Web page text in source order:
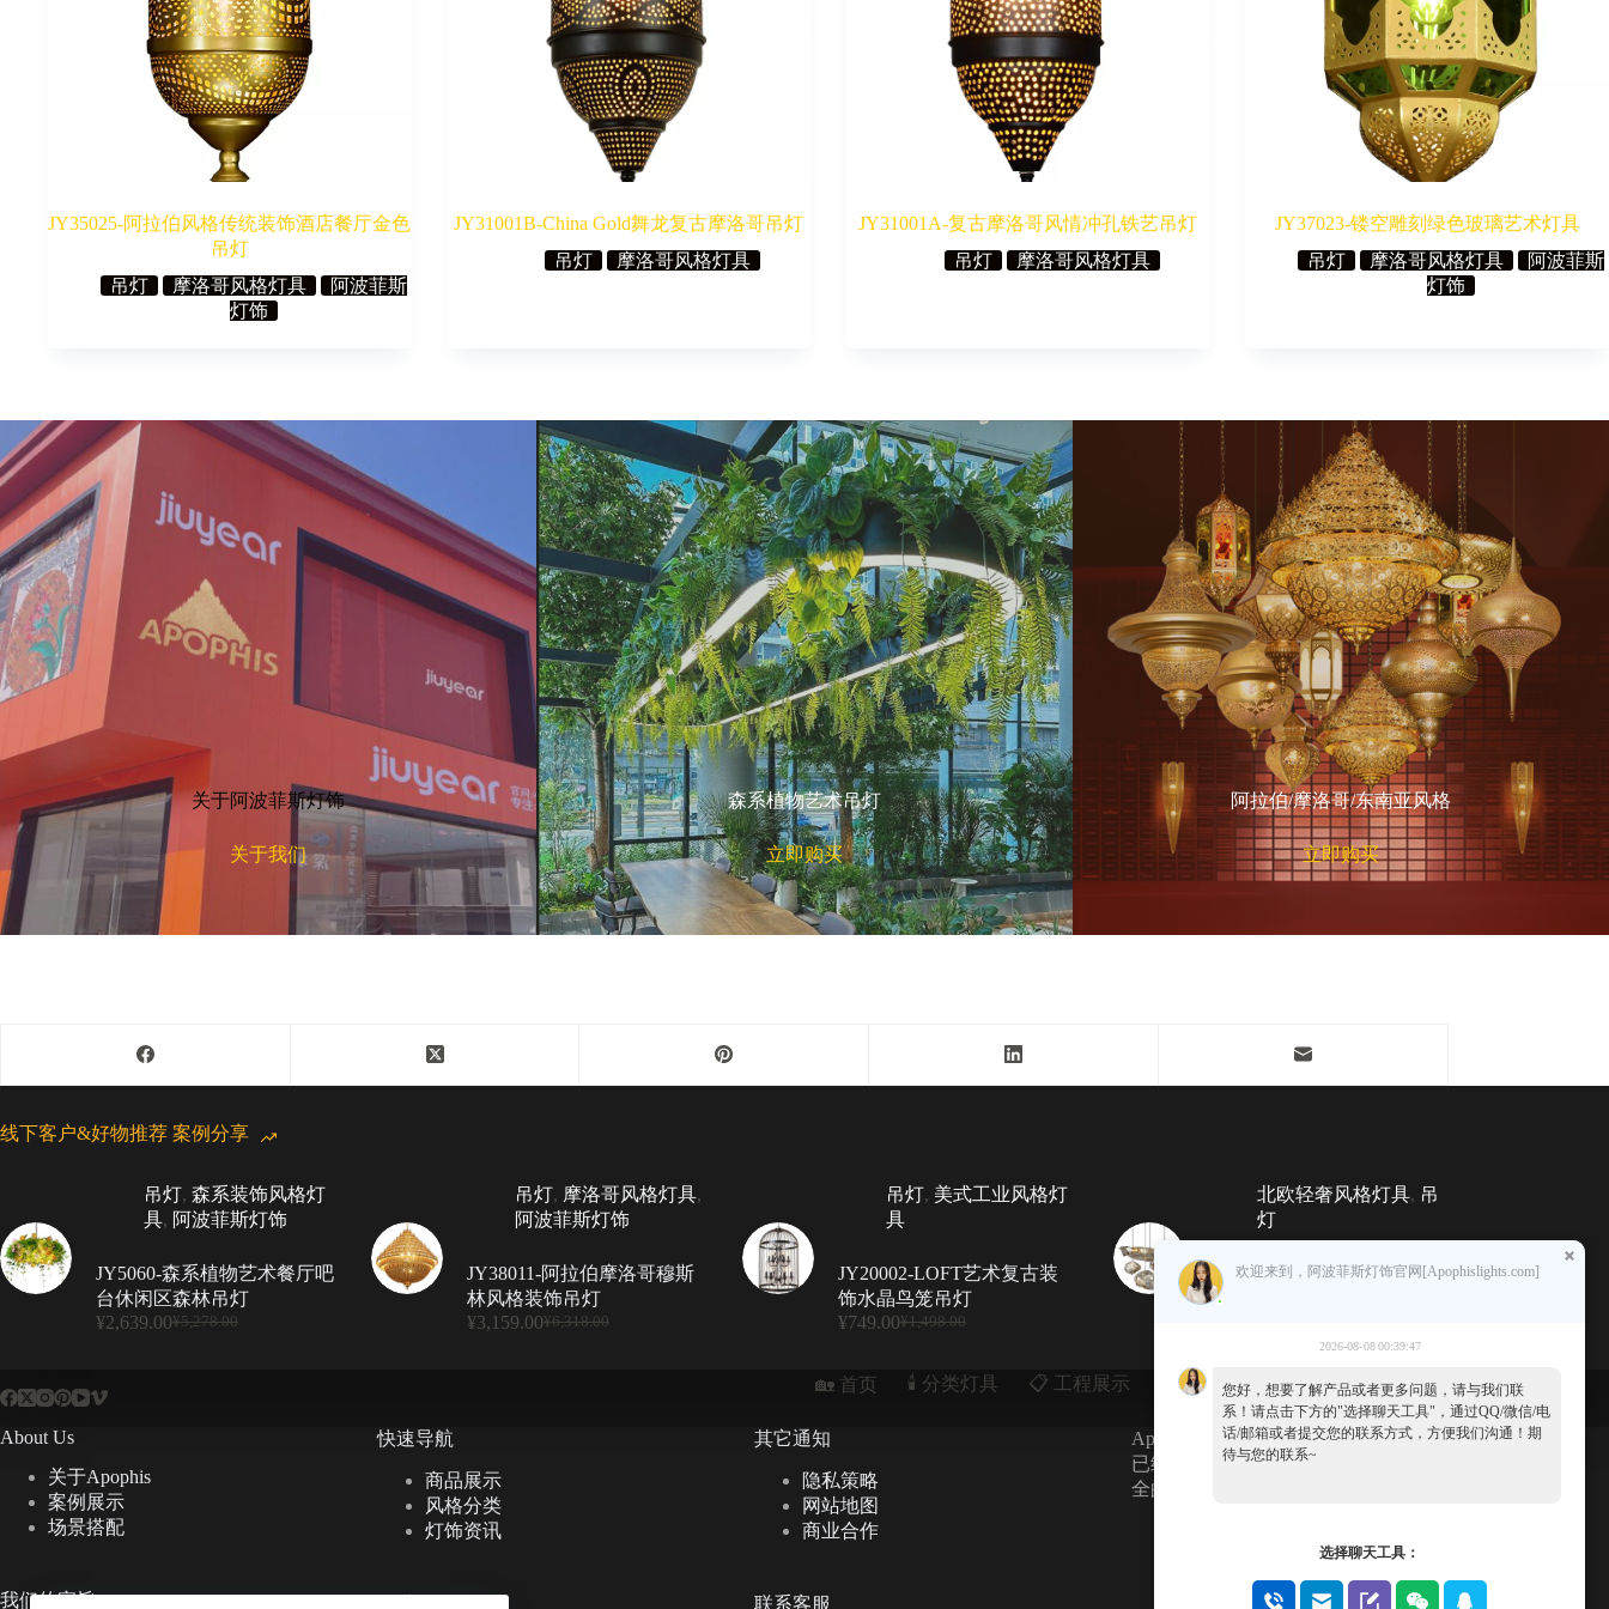
JY35025-阿拉伯风格传统装饰酒店餐厅金色
吊灯
吊灯
摩洛哥风格灯具
阿波菲斯
灯饰
JY31001B-China Gold舞龙复古摩洛哥吊灯
吊灯
摩洛哥风格灯具
JY31001A-复古摩洛哥风情冲孔铁艺吊灯
吊灯
摩洛哥风格灯具
JY37023-镂空雕刻绿色玻璃艺术灯具
吊灯
摩洛哥风格灯具
阿波菲斯
灯饰
关于阿波菲斯灯饰
关于我们
森系植物艺术吊灯
立即购买
阿拉伯/摩洛哥/东南亚风格
立即购买
线下客户&好物推荐 案例分享
吊灯, 森系装饰风格灯
具, 阿波菲斯灯饰
JY5060-森系植物艺术餐厅吧
台休闲区森林吊灯
¥5,278.00
原
¥2,639.00当
吊灯, 摩洛哥风格灯具,
阿波菲斯灯饰
JY38011-阿拉伯摩洛哥穆斯
林风格装饰吊灯
¥6,318.00
原
¥3,159.00当
吊灯, 美式工业风格灯
具
JY20002-LOFT艺术复古装
饰水晶鸟笼吊灯
¥1,498.00
原
为：
¥749.00当
价
北欧轻奢风格灯具, 吊
灯
JY40046-轻奢酒店餐厅不锈
钢切割装饰吊灯
为：
¥1,018.00。
价
格
为：
¥509.00。
🏡 首页 🕯️ 分类灯具 📋︎ 工程展示 📧 联系我们
💡 关于APOPHIS®
🌐 多语言翻译
About Us
关于Apophis
案例展示
场景搭配
我们的宗旨
快速导航
商品展示
风格分类
灯饰资讯
其它通知
隐私策略
网站地图
商业合作
联系客服
Apophis灯饰经过15年的积累和沉淀，
已经成为高端灯饰行业品类、风格齐
全的的综合品类灯饰品牌!
欢迎来到，阿波菲斯灯饰官网[Apophislights.com]
2026-08-08 00:39:47
您好，想要了解产品或者更多问题，请与我们联
系！请点击下方的"选择聊天工具"，通过QQ/微信/电
话/邮箱或者提交您的联系方式，方便我们沟通！期
待与您的联系~
选择聊天工具：